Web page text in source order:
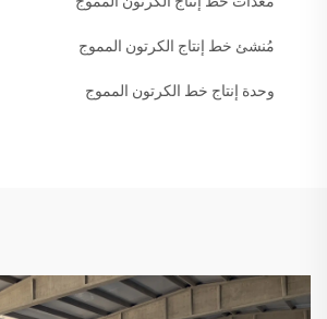
مُنشئ خط إنتاج الكرتون المموج
وحدة إنتاج خط الكرتون المموج